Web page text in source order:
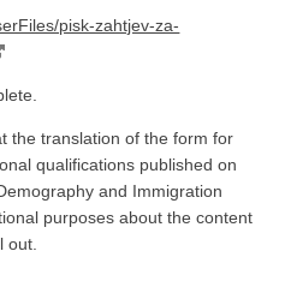
pisk-zahtjev-za-
the translation of the form for
qualifications published on
and Immigration
purposes about the content
out.